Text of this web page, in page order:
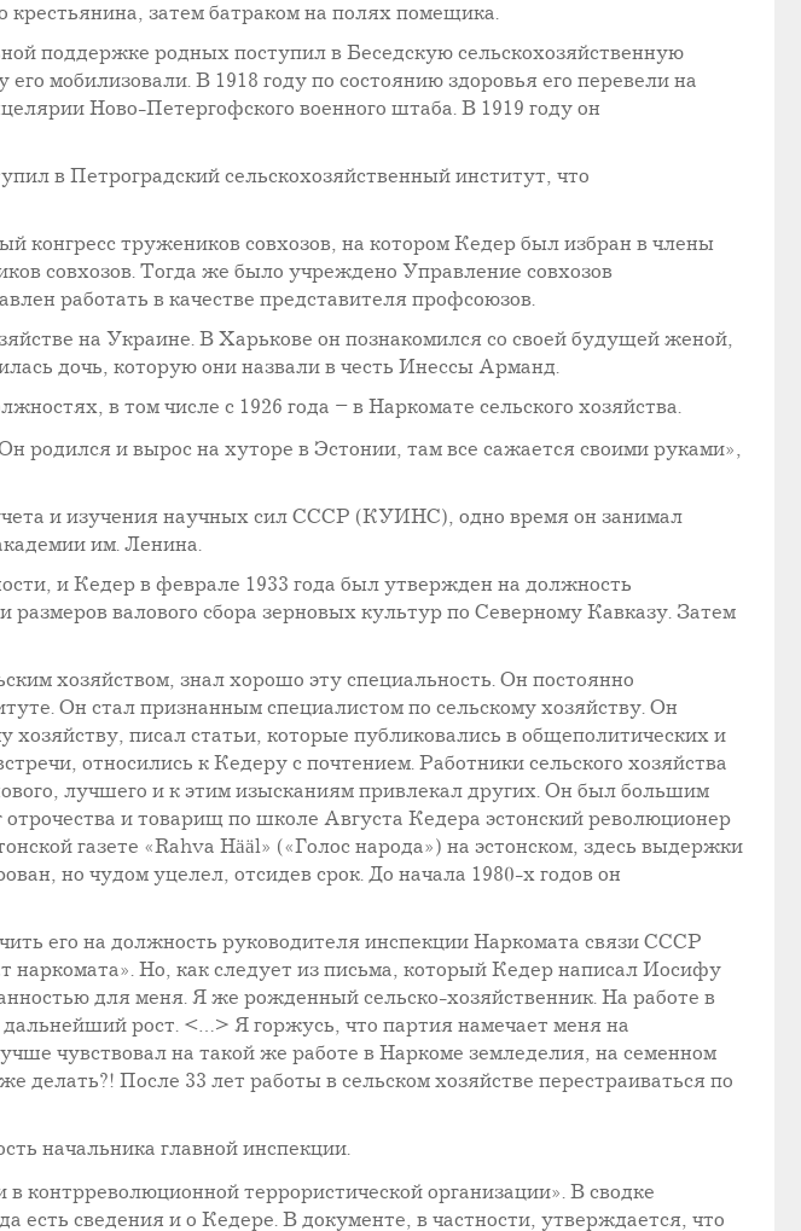
крестьянина, затем батраком на полях помещика.
поддержке родных поступил в Беседскую сельскохозяйственную
мобилизовали. В 1918 году по состоянию здоровья его перевели на
Ново-Петергофского военного штаба. В 1919 году он
в Петроградский сельскохозяйственный институт, что
конгресс тружеников совхозов, на котором Кедер был избран в члены
совхозов. Тогда же было учреждено Управление совхозов
работать в качестве представителя профсоюзов.
на Украине. В Харькове он познакомился со своей будущей женой,
дочь, которую они назвали в честь Инессы Арманд.
в том числе с 1926 года – в Наркомате сельского хозяйства.
родился и вырос на хуторе в Эстонии, там все сажается своими руками»,
и изучения научных сил СССР (КУИНС), одно время он занимал
им. Ленина.
и Кедер в феврале 1933 года был утвержден на должность
валового сбора зерновых культур по Северному Кавказу. Затем
хозяйством, знал хорошо эту специальность. Он постоянно
Он стал признанным специалистом по сельскому хозяйству. Он
писал статьи, которые публиковались в общеполитических и
относились к Кедеру с почтением. Работники сельского хозяйства
лучшего и к этим изысканиям привлекал других. Он был большим
и товарищ по школе Августа Кедера эстонский революционер
газете «Rahva Hääl» («Голос народа») на эстонском, здесь выдержки
но чудом уцелел, отсидев срок. До начала 1980-х годов он
его на должность руководителя инспекции Наркомата связи СССР
наркомата». Но, как следует из письма, который Кедер написал Иосифу
для меня. Я же рожденный сельско-хозяйственник. На работе в
рост. <…> Я горжусь, что партия намечает меня на
чувствовал на такой же работе в Наркоме земледелия, на семенном
После 33 лет работы в сельском хозяйстве перестраиваться по
начальника главной инспекции.
контрреволюционной террористической организации». В сводке
сведения и о Кедере. В документе, в частности, утверждается, что